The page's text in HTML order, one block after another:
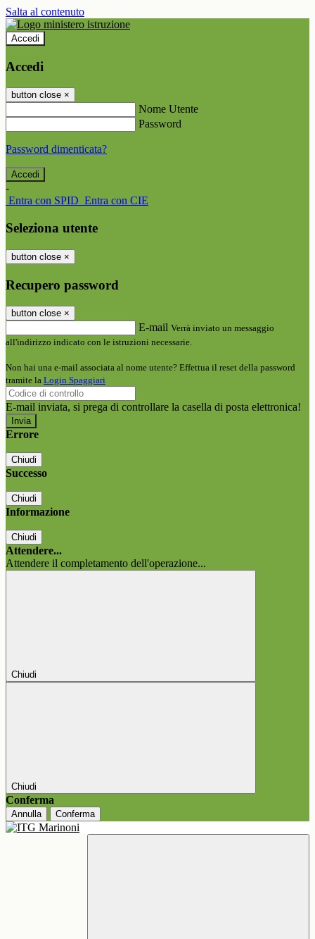
Salta al contenuto
Accedi
Accedi
button close ×
Nome Utente
Password
Password dimenticata?
-
Entra con SPID Entra con CIE
Seleziona utente
button close ×
Recupero password
button close ×
E-mail Verrà inviato un messaggio
all'indirizzo indicato con le istruzioni necessarie.
Non hai una e-mail associata al nome utente? Effettua il reset della password
tramite la Login Spaggiari
E-mail inviata, si prega di controllare la casella di posta elettronica!
Errore
Chiudi
Successo
Chiudi
Informazione
Chiudi
Attendere...
Attendere il completamento dell'operazione...
Chiudi
Chiudi
Conferma
Annulla Conferma